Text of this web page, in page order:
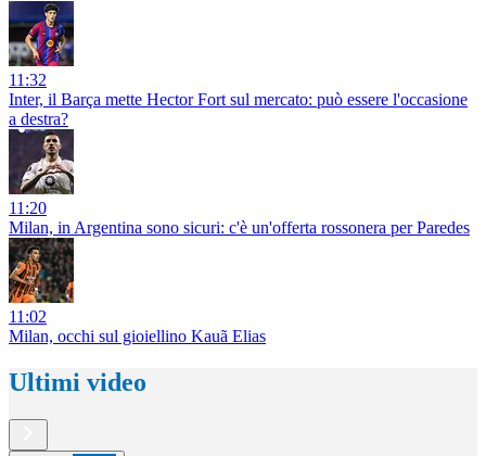
11:32
Inter, il Barça mette Hector Fort sul mercato: può essere l'occasione
a destra?
11:20
Milan, in Argentina sono sicuri: c'è un'offerta rossonera per Paredes
11:02
Milan, occhi sul gioiellino Kauã Elias
Ultimi video